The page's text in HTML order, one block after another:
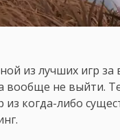
из лучших игр
вообще не выйти.
из когда-либо